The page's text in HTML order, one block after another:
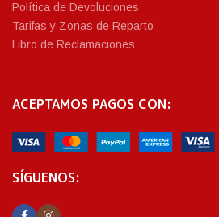
Política de Devoluciones
Tarifas y Zonas de Reparto
Libro de Reclamaciones
ACEPTAMOS PAGOS CON:
SÍGUENOS: